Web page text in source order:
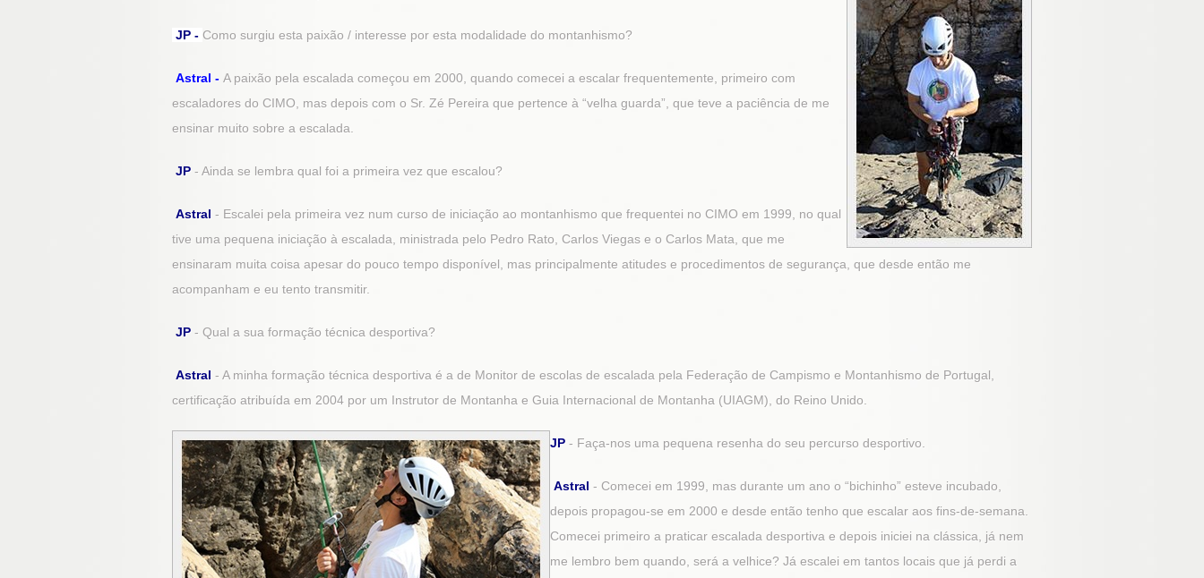
JP - Como surgiu esta paixão / interesse por esta modalidade do montanhismo?
Astral - A paixão pela escalada começou em 2000, quando comecei a escalar frequentemente, primeiro com
escaladores do CIMO, mas depois com o Sr. Zé Pereira que pertence à “velha guarda”, que teve a paciência de me
ensinar muito sobre a escalada.
JP - Ainda se lembra qual foi a primeira vez que escalou?
Astral - Escalei pela primeira vez num curso de iniciação ao montanhismo que frequentei no CIMO em 1999, no qual
tive uma pequena iniciação à escalada, ministrada pelo Pedro Rato, Carlos Viegas e o Carlos Mata, que me
ensinaram muita coisa apesar do pouco tempo disponível, mas principalmente atitudes e procedimentos de segurança, que desde então me
acompanham e eu tento transmitir.
JP - Qual a sua formação técnica desportiva?
Astral - A minha formação técnica desportiva é a de Monitor de escolas de escalada pela Federação de Campismo e Montanhismo de Portugal,
certificação atribuída em 2004 por um Instrutor de Montanha e Guia Internacional de Montanha (UIAGM), do Reino Unido.
JP - Faça-nos uma pequena resenha do seu percurso desportivo.
Astral - Comecei em 1999, mas durante um ano o “bichinho” esteve incubado,
depois propagou-se em 2000 e desde então tenho que escalar aos fins-de-semana.
Comecei primeiro a praticar escalada desportiva e depois iniciei na clássica, já nem
me lembro bem quando, será a velhice? Já escalei em tantos locais que já perdi a